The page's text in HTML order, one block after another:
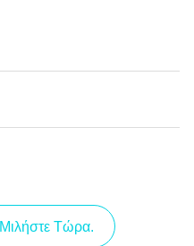
Μιλήστε Τώρα.